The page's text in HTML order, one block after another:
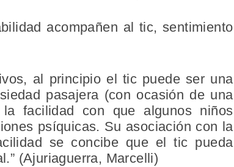
acompañen al tic, sentimiento
al principio el tic puede ser una
pasajera (con ocasión de una
facilidad con que algunos niños
psíquicas. Su asociación con la
se concibe que el tic pueda
(Ajuriaguerra, Marcelli)